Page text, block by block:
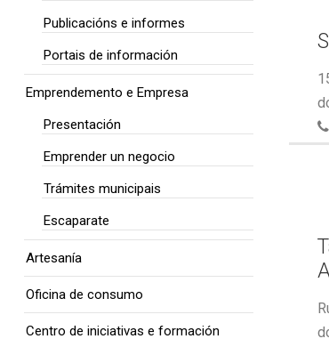
Publicacións e informes
Portais de información
Emprendemento e Empresa
Presentación
Emprender un negocio
Trámites municipais
Escaparate
Artesanía
Oficina de consumo
Centro de iniciativas e formación